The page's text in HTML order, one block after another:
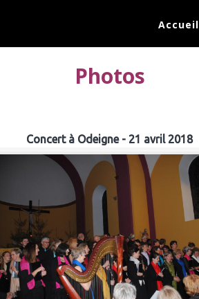
Accueil
Photos
Concert à Odeigne - 21 avril 2018